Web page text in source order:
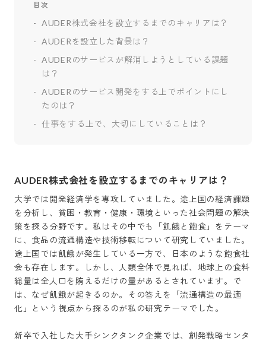
目次
AUDER株式会社を設立するまでのキャリアは？
AUDERを設立した背景は？
AUDERのサービスが解消しようとしている課題
は？
AUDERのサービス開発をする上でポイントにし
たのは？
仕事をする上で、大切にしていることは？
AUDER株式会社を設立するまでのキャリアは？
大学では開発経済学を専攻していました。途上国の経済課題
を分析し、貧困・教育・健康・環境といった社会問題の解決
策を探る分野です。私はその中でも「飢餓と飽食」をテーマ
に、食品の流通構造や技術移転について研究していました。
途上国では飢餓が発生している一方で、日本のような飽食社
会も存在します。しかし、人類全体で見れば、地球上の食料
総量は全人口を賄えるだけの量があるとされています。で
は、なぜ飢餓が起きるのか。その答えを「流通構造の最適
化」という視点から探るのが私の研究テーマでした。
新卒で入社した大手シンクタンク企業では、創発戦略センタ